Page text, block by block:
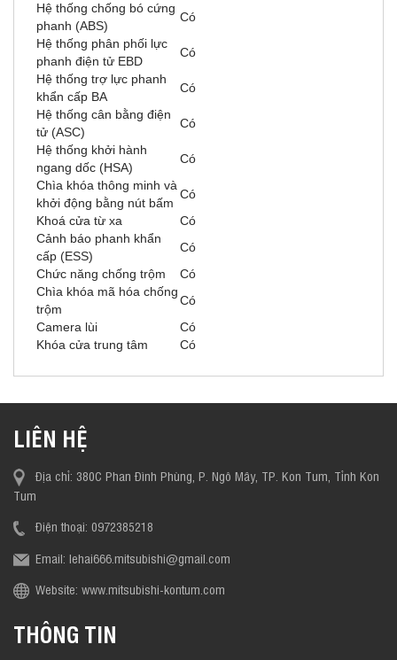
Hệ thống chống bó cứng
phanh (ABS)
Có
Hệ thống phân phối lực
phanh điện tử EBD
Có
Hệ thống trợ lực phanh
khẩn cấp BA
Có
Hệ thống cân bằng điện
tử (ASC)
Có
Hệ thống khởi hành
ngang dốc (HSA)
Có
Chìa khóa thông minh và
khởi động bằng nút bấm
Có
Khoá cửa từ xa
Có
Cảnh báo phanh khẩn
cấp (ESS)
Có
Chức năng chống trộm
Có
Chìa khóa mã hóa chống
trộm
Có
Camera lùi
Có
Khóa cửa trung tâm
Có
LIÊN HỆ
Địa chỉ: 380C Phan Đình Phùng, P. Ngô Mây, TP. Kon Tum, Tỉnh Kon
Tum
Điện thoại: 0972385218
Email: lehai666.mitsubishi@gmail.com
Website: www.mitsubishi-kontum.com
THÔNG TIN